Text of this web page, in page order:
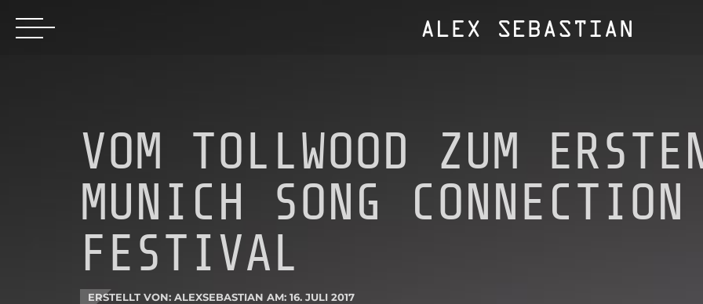
VOM TOLLWOOD ZUM
MUNICH SONG CONNECTION
FESTIVAL
ERSTELLT VON: ALEXSEBASTIAN AM: 16. JULI 2017